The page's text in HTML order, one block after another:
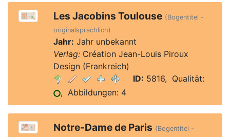
Les Jacobins Toulouse (Bogentitel -
originalsprachlich)
Jahr: Jahr unbekannt
Verlag:Création Jean-Louis Piroux
Design (Frankreich)
ID: 5816, Qualität:
, Abbildungen: 4
Notre-Dame de Paris (Bogentitel -